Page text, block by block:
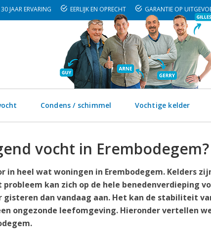
JAAR ERVARING EERLIJK EN OPRECHT GARANTIE OP
Condens / schimmel Vochtige kelder
vocht in Erembodegem?
in heel wat woningen in Erembodegem. Kelders
kan zich op de hele benedenverdieping
gisteren dan vandaag aan. Het kan de stabiliteit
ongezonde leefomgeving. Hieronder vertellen